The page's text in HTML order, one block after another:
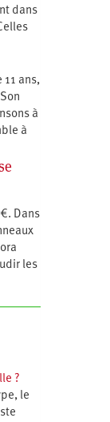
dans
11 ans,
à
à
Dans
les
?
le